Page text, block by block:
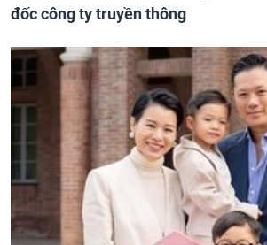
đốc công ty truyền thông